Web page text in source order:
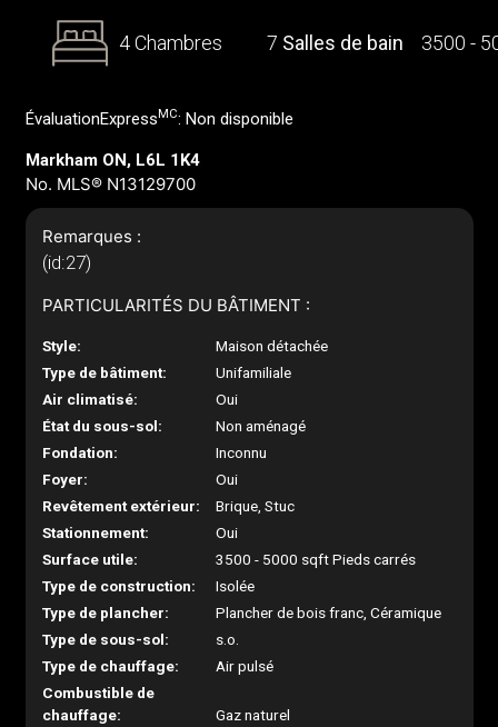
4 Chambres 7 Salles de bain 3500 -
ÉvaluationExpress MC: Non disponible
Markham ON, L6L 1K4
No. MLS® N13129700
Remarques :
(id:27)
PARTICULARITÉS DU BÂTIMENT :
Style:
Maison détachée
Type de bâtiment:
Unifamiliale
Air climatisé:
Oui
État du sous-sol:
Non aménagé
Fondation:
Inconnu
Foyer:
Oui
Revêtement extérieur:
Brique, Stuc
Stationnement:
Oui
Surface utile:
3500 - 5000 sqft Pieds carrés
Type de construction:
Isolée
Type de plancher:
Plancher de bois franc, Céramique
Type de sous-sol:
s.o.
Type de chauffage:
Air pulsé
Combustible de
chauffage:
Gaz naturel